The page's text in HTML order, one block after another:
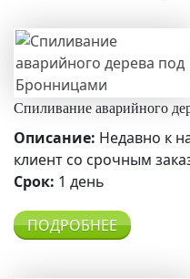
Спиливание аварийного
Описание: Недавно к
клиент со срочным
Срок: 1 день
ПОДРОБНЕЕ